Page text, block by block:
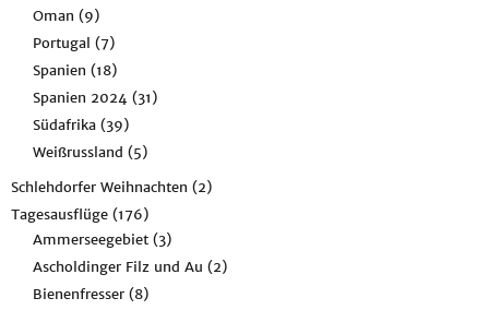
Oman (9)
Portugal (7)
Spanien (18)
Spanien 2024 (31)
Südafrika (39)
Weißrussland (5)
Schlehdorfer Weihnachten (2)
Tagesausflüge (176)
Ammerseegebiet (3)
Ascholdinger Filz und Au (2)
Bienenfresser (8)